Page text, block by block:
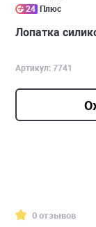
24 Плюс
Лопатка
Артикул: 7741
0 отзывов